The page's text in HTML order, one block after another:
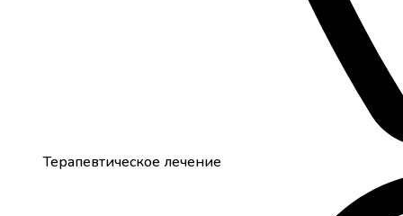
Терапевтическое лечение